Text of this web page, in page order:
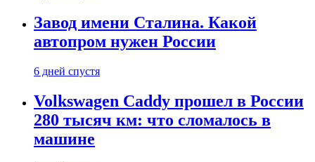
Завод имени Сталина. Какой
автопром нужен России
6 дней спустя
Volkswagen Caddy прошел в России
280 тысяч км: что сломалось в
машине